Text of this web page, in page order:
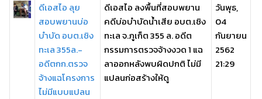
ดีเอสไอ ลุย
สอบพยานบ่อ
บำบัด อบต.เชิง
ทะเล 355ล.-
อดีตกก.ตรวจ
จ้างแฉโครงการ
ไม่มีแบบแปลน
ดีเอสไอ ลงพื้นที่สอบพยาน
คดีบ่อบำบัดน้ำเสีย อบต.เชิง
ทะเล จ.ภูเก็ต 355 ล. อดีต
กรรมการตรวจจ้างงวด 1 แฉ
ลาออกหลังพบผิดปกติ ไม่มี
แปลนก่อสร้างให้ดู
วันพุธ,
04
กันยายน
2562
21:29